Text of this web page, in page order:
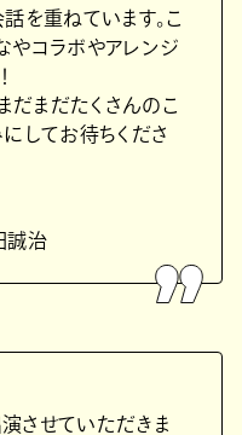
を重ねています。こ
やコラボやアレンジ
だまだたくさんのこ
してお待ちくださ
誠治
させていただきま